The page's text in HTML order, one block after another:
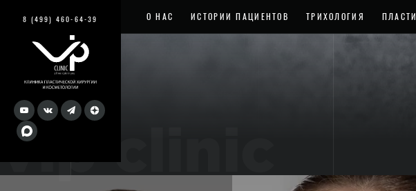
8 (499) 460-64-39
vip clinic
О НАС ИСТОРИИ ПАЦИЕНТОВ ТРИХОЛОГИЯ